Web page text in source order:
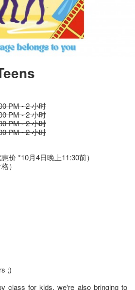
PM - 2 小时
PM - 2 小时
PM - 2 小时
PM - 2 小时
价 *10月4日晚上11:30前）
）
;)
class for kids, we're also bringing to